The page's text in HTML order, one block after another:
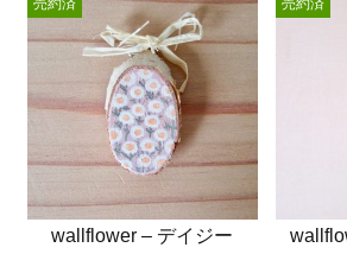
wallflower – デイジー